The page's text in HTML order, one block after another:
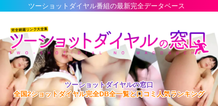
ツーショットダイヤル番組の最新完全データベース
ツーショットダイヤルの窓口
全国2ショットダイヤル完全DB全一覧と口コミ人気ランキング